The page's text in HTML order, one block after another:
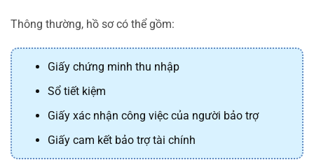
Thông thường, hồ sơ có thể gồm:
Giấy chứng minh thu nhập
Sổ tiết kiệm
Giấy xác nhận công việc của người bảo trợ
Giấy cam kết bảo trợ tài chính